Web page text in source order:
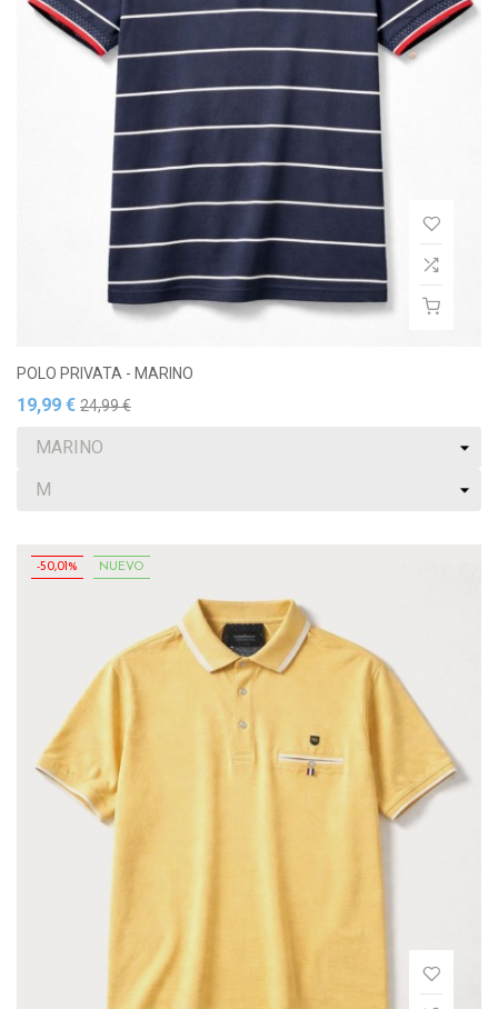
POLO PRIVATA - MARINO
19,99 € 24,99 €
-50,01% NUEVO